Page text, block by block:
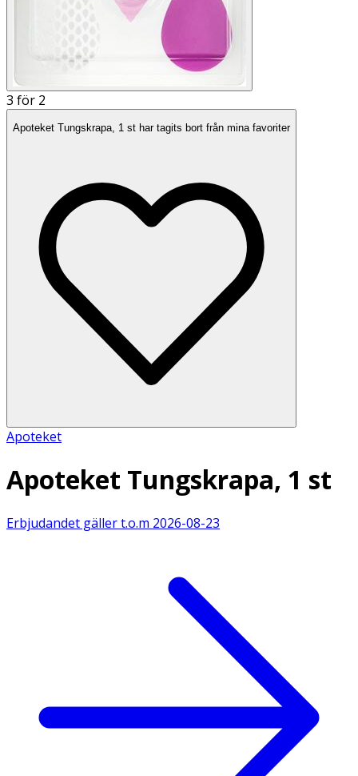
3 för 2
Apoteket Tungskrapa, 1 st har tagits bort från mina favoriter
Apoteket
Apoteket Tungskrapa, 1 st
Erbjudandet gäller t.o.m 2026-08-23